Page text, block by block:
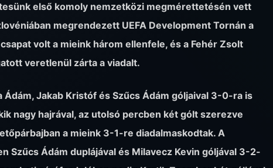
első komoly nemzetközi megmérettetésén vett
megrendezett UEFA Development Tornán a
volt a mieink három ellenfele, és a Fehér Zsolt
veretlenül zárta a viadalt.
Ádám, Jakab Kristóf és Szűcs Ádám góljaival 3-0-ra is
nagy hajrával, az utolsó percben két gólt szerezve
a mieink 3-1-re diadalmaskodtak. A
Szűcs Ádám duplájával és Milavecz Kevin góljával 3-2-